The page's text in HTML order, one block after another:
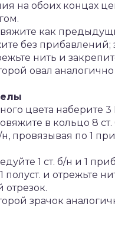
на обоих концах
как
без прибавлений;
нить и
овал
цвета наберите
в кольцо 8 ст.
н, провязывая по 1
1 ст. б/н и 1
полуст. и отрежьте
зрачок